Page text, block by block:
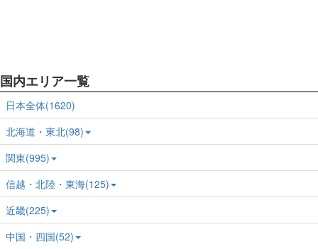
国内エリア一覧
日本全体(1620)
北海道・東北(98)
関東(995)
信越・北陸・東海(125)
近畿(225)
中国・四国(52)